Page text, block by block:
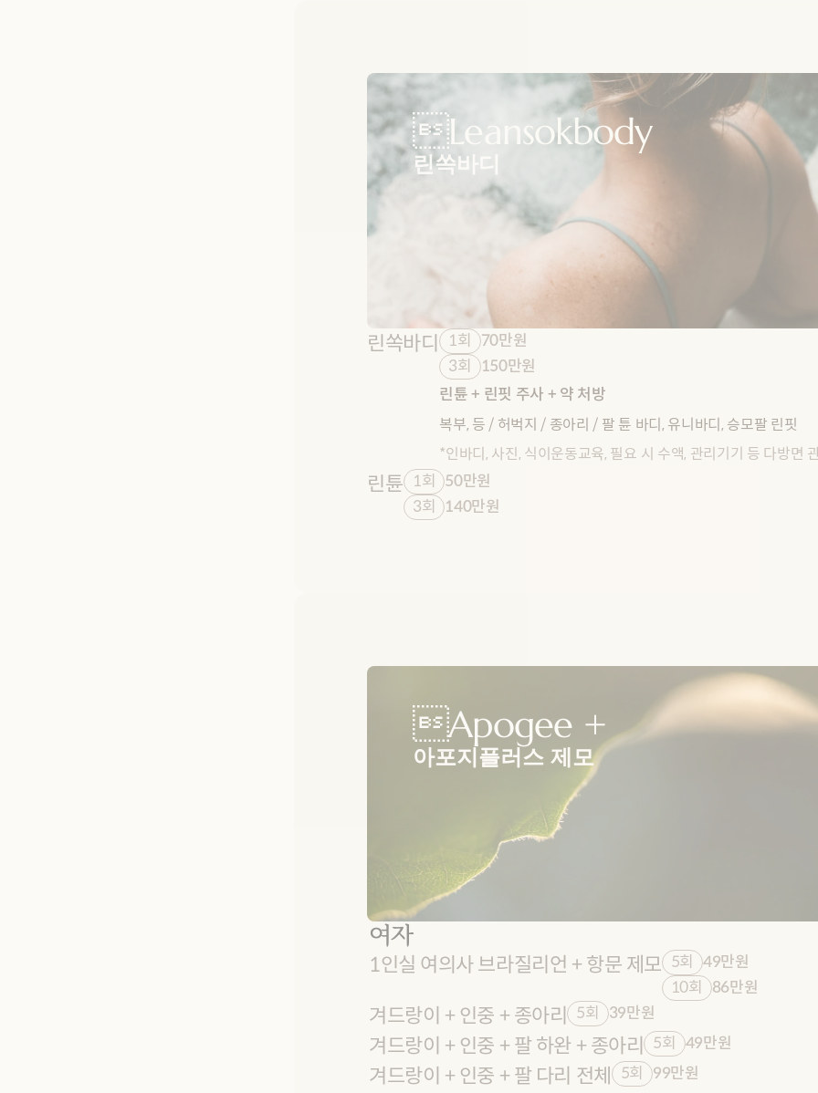
Leansokbody
린쏙바디
린쏙바디 1회
70만원
3회
150만원
린튠 + 린핏 주사 + 약 처방
복부, 등 / 허벅지 / 종아리 / 팔 튠 바디, 유니바디, 승모팔 린핏
*인바디, 사진, 식이운동교육, 필요 시 수액, 관리기기 등 다방면
린튠 1회
50만원
3회
140만원
Apogee +
아포지플러스 제모
여자
1인실 여의사 브라질리언 + 항문 제모 5회
49만원
10회
86만원
겨드랑이 + 인중 + 종아리 5회 39만원
겨드랑이 + 인중 + 팔 하완 + 종아리 5회 49만원
겨드랑이 + 인중 + 팔 다리 전체 5회 99만원